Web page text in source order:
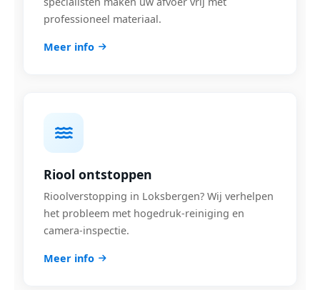
professioneel materiaal.
Meer info
Riool ontstoppen
Rioolverstopping in Loksbergen? Wij verhelpen
het probleem met hogedruk-reiniging en
camera-inspectie.
Meer info